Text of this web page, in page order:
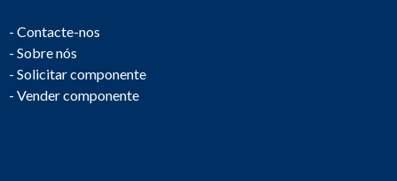
- Contacte-nos
- Sobre nós
- Solicitar componente
- Vender componente